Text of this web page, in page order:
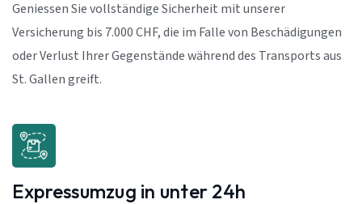
Geniessen Sie vollständige Sicherheit mit unserer
Versicherung bis 7.000 CHF, die im Falle von Beschädigungen
oder Verlust Ihrer Gegenstände während des Transports aus
St. Gallen greift.
Expressumzug in unter 24h